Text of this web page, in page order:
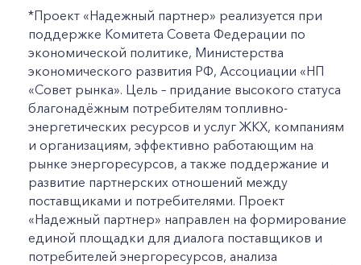
+7-800-700-24-57
Заказать обратный звонок
Частным клиентам
Корпоративным клиентам
*Проект «Надежный партнер» реализуется при
поддержке Комитета Совета Федерации по
экономической политике, Министерства
экономического развития РФ, Ассоциации «НП
«Совет рынка». Цель – придание высокого статуса
благонадёжным потребителям топливно-
энергетических ресурсов и услуг ЖКХ, компаниям
и организациям, эффективно работающим на
рынке энергоресурсов, а также поддержание и
развитие партнерских отношений между
поставщиками и потребителями. Проект
«Надежный партнер» направлен на формирование
единой площадки для диалога поставщиков и
потребителей энергоресурсов, анализа